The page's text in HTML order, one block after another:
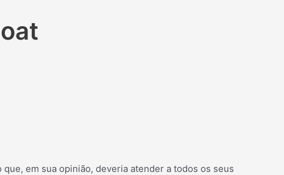
em sua opinião, deveria atender a todos os seus